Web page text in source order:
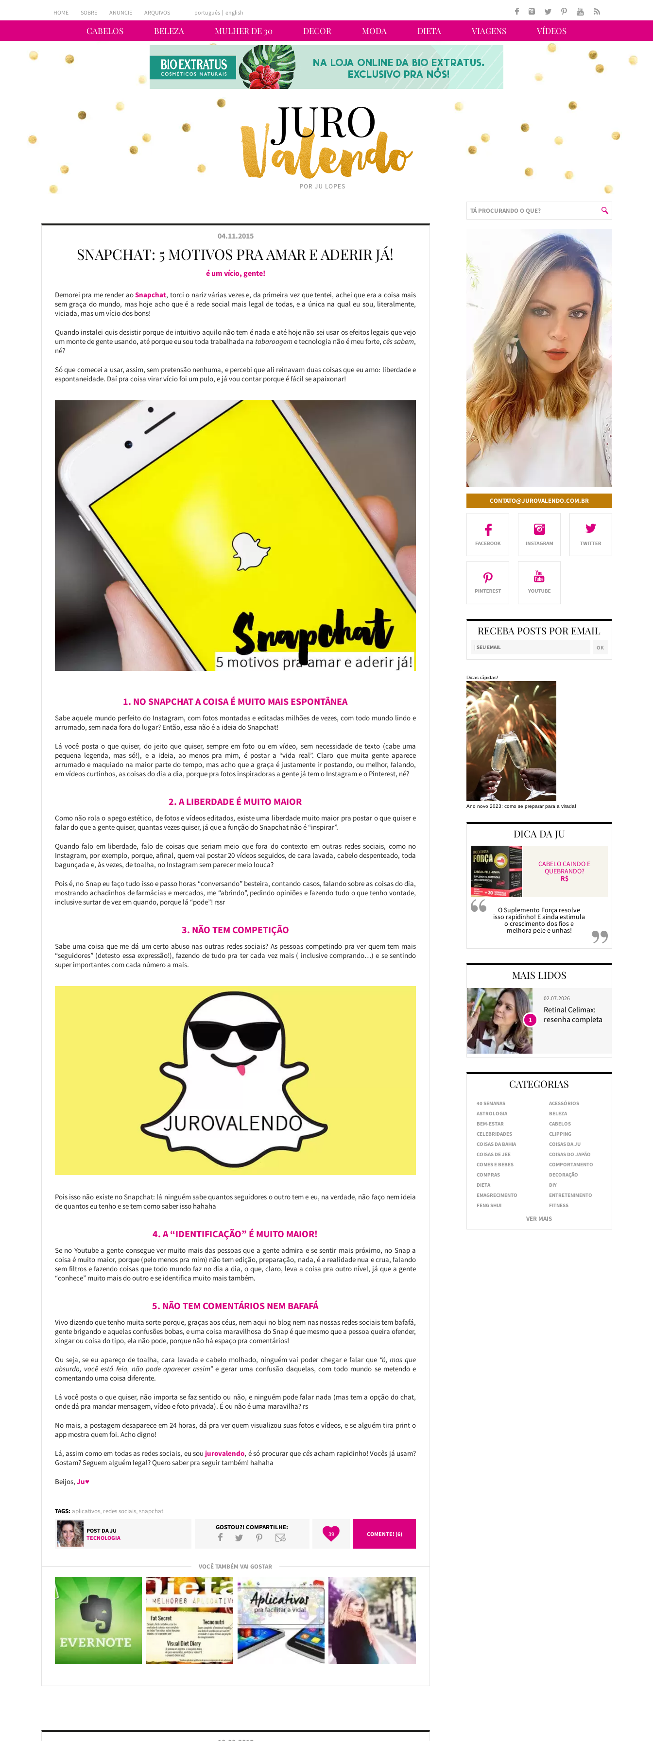
CABELOS BELEZA MULHER DE 30 DECOR MODA DIETA VIAGENS VÍDEOS
HOME SOBRE ANUNCIE ARQUIVOS português english
04.11.2015
SNAPCHAT: 5 MOTIVOS PRA AMAR E ADERIR JÁ!
é um vício, gente!
Demorei pra me render aoSnapchat, torci o nariz várias vezes e, da primeira vez que tentei, achei que era a coisa mais
sem graça do mundo, mas hoje acho que é a rede social mais legal de todas, e a única na qual eu sou, literalmente,
viciada, mas um vício dos bons!
Quando instalei quis desistir porque de intuitivo aquilo não tem é nada e até hoje não sei usar os efeitos legais que vejo
um monte de gente usando, até porque eu sou toda trabalhada na tabaroageme tecnologia não é meu forte,cês sabem,
né?
Só que comecei a usar, assim, sem pretensão nenhuma, e percebi que ali reinavam duas coisas que eu amo: liberdade e
espontaneidade. Daí pra coisa virar vício foi um pulo, e já vou contar porque é fácil se apaixonar!
1. NO SNAPCHAT A COISA É MUITO MAIS ESPONTÂNEA
Sabe aquele mundo perfeito do Instagram, com fotos montadas e editadas milhões de vezes, com todo mundo lindo e
arrumado, sem nada fora do lugar? Então, essa não é a ideia do Snapchat!
Lá você posta o que quiser, do jeito que quiser, sempre em foto ou em vídeo, sem necessidade de texto (cabe uma
pequena legenda, mas só!), e a ideia, ao menos pra mim, é postar a “vida real”. Claro que muita gente aparece
arrumado e maquiado na maior parte do tempo, mas acho que a graça é justamente ir postando, ou melhor, falando,
em vídeos curtinhos, as coisas do dia a dia, porque pra fotos inspiradoras a gente já tem o Instagram e o Pinterest, né?
2. A LIBERDADE É MUITO MAIOR
Como não rola o apego estético, de fotos e vídeos editados, existe uma liberdade muito maior pra postar o que quiser e
falar do que a gente quiser, quantas vezes quiser, já que a função do Snapchat não é “inspirar”.
Quando falo em liberdade, falo de coisas que seriam meio que fora do contexto em outras redes sociais, como no
Instagram, por exemplo, porque, afinal, quem vai postar 20 vídeos seguidos, de cara lavada, cabelo despenteado, toda
bagunçada e, às vezes, de toalha, no Instagram sem parecer meio louca?
Pois é, no Snap eu faço tudo isso e passo horas “conversando” besteira, contando casos, falando sobre as coisas do dia,
mostrando achadinhos de farmácias e mercados, me “abrindo”, pedindo opiniões e fazendo tudo o que tenho vontade,
inclusive surtar de vez em quando, porque lá “pode”! rssr
3. NÃO TEM COMPETIÇÃO
Sabe uma coisa que me dá um certo abuso nas outras redes sociais? As pessoas competindo pra ver quem tem mais
“seguidores” (detesto essa expressão!), fazendo de tudo pra ter cada vez mais ( inclusive comprando…) e se sentindo
super importantes com cada número a mais.
Pois isso não existe no Snapchat: lá ninguém sabe quantos seguidores o outro tem e eu, na verdade, não faço nem ideia
de quantos eu tenho e se tem como saber isso hahaha
4. A “IDENTIFICAÇÃO” É MUITO MAIOR!
Se no Youtube a gente consegue ver muito mais das pessoas que a gente admira e se sentir mais próximo, no Snap a
coisa é muito maior, porque (pelo menos pra mim) não tem edição, preparação, nada, é a realidade nua e crua, falando
sem filtros e fazendo coisas que todo mundo faz no dia a dia, o que, claro, leva a coisa pra outro nível, já que a gente
“conhece” muito mais do outro e se identifica muito mais também.
5. NÃO TEM COMENTÁRIOS NEM BAFAFÁ
Vivo dizendo que tenho muita sorte porque, graças aos céus, nem aqui no blog nem nas nossas redes sociais tem bafafá,
gente brigando e aquelas confusões bobas, e uma coisa maravilhosa do Snap é que mesmo que a pessoa queira ofender,
xingar ou coisa do tipo, ela não pode, porque não há espaço pra comentários!
Ou seja, se eu apareço de toalha, cara lavada e cabelo molhado, ninguém vai poder chegar e falar que “ó, mas que
absurdo, você está feia, não pode aparecer assim”e gerar uma confusão daquelas, com todo mundo se metendo e
comentando uma coisa diferente.
Lá você posta o que quiser, não importa se faz sentido ou não, e ninguém pode falar nada (mas tem a opção do chat,
onde dá pra mandar mensagem, vídeo e foto privada). É ou não é uma maravilha? rs
No mais, a postagem desaparece em 24 horas, dá pra ver quem visualizou suas fotos e vídeos, e se alguém tira print o
app mostra quem foi. Acho digno!
Lá, assim como em todas as redes sociais, eu soujurovalendo, é só procurar que cêsacham rapidinho! Vocês já usam?
Gostam? Seguem alguém legal? Quero saber pra seguir também! hahaha
Beijos, Ju♥
TAGS: aplicativos, redes sociais,snapchat
POST DAJU
TECNOLOGIA
GOSTOU?! COMPARTILHE:
39 COMENTE! (6)
VOCÊ TAMBÉM VAI GOSTAR
CONTATO@JUROVALENDO.COM.BR
RECEBA POSTS POR EMAIL
Dicas rápidas!
Ano novo 2023: como se preparar para a virada!
DICA DA JU
CABELO CAINDO E
QUEBRANDO?
R$
O Suplemento Força resolve
isso rapidinho! E ainda estimula
o crescimento dos fios e
melhora pele e unhas!
MAIS LIDOS
02.07.2026
Retinal Celimax:
resenha completa
1
CATEGORIAS
40 SEMANAS
ACESSÓRIOS
ASTROLOGIA
BELEZA
BEM-ESTAR
CABELOS
CELEBRIDADES
CLIPPING
COISAS DA BAHIA
COISAS DA JU
COISAS DE JEE
COISAS DO JAPÃO
COMES E BEBES
COMPORTAMENTO
COMPRAS
DECORAÇÃO
DIETA
DIY
EMAGRECIMENTO
ENTRETENIMENTO
FENG SHUI
FITNESS
VER MAIS